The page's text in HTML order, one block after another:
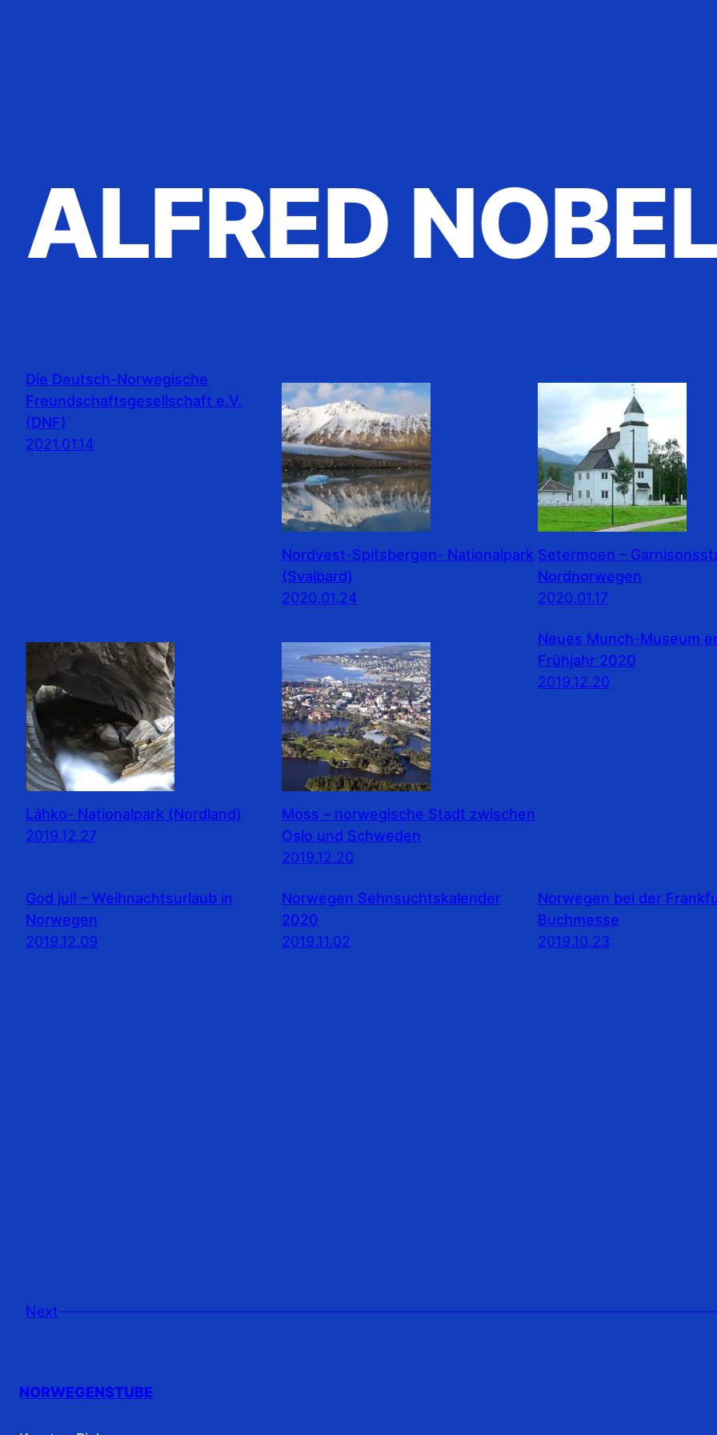
ALFRED
Die Deutsch-Norwegische
Freundschaftsgesellschaft e.V.
(DNF)
2021.01.14
Nordvest-Spitsbergen- Nationalpark
(Svalbard)
2020.01.24
Setermoen –
Nordnorwegen
2020.01.17
Láhko- Nationalpark (Nordland)
2019.12.27
Moss – norwegische Stadt zwischen
Oslo und Schweden
2019.12.20
Neues Munch-Museum
Frühjahr 2020
2019.12.20
God jul! – Weihnachtsurlaub in
Norwegen
2019.12.09
Norwegen Sehnsuchtskalender
2020
2019.11.02
Norwegen bei der
Buchmesse
2019.10.23
Next
NORWEGENSTUBE